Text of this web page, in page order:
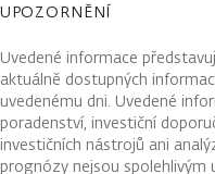
UPOZORNĚNÍ
Uvedené informace
aktuálně dostupných
uvedenému dni. Uvedené
poradenství, investiční
investičních nástrojů ani
prognózy nejsou spolehlivým